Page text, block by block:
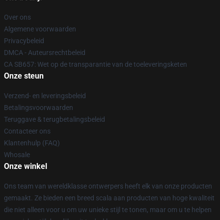
Over ons
Algemene voorwaarden
Privacybeleid
DMCA - Auteursrechtbeleid
CA SB657: Wet op de transparantie van de toeleveringsketen
Onze steun
Verzend- en leveringsbeleid
Betalingsvoorwaarden
Teruggave & terugbetalingsbeleid
Contacteer ons
Klantenhulp (FAQ)
Whosale
Onze winkel
Ons team van wereldklasse ontwerpers heeft elk van onze producten
gemaakt. Ze bieden een breed scala aan producten van hoge kwaliteit
die niet alleen voor u om uw unieke stijl te tonen, maar om u te helpen